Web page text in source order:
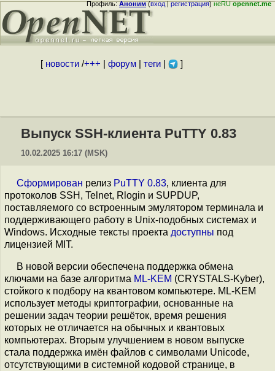
Профиль:Аноним(вход|регистрация)неRUopennet.me
[ новости/+++ форум| теги| ]
Выпуск SSH-клиента PuTTY 0.83
10.02.2025 16:17 (MSK)
Сформирован релиз PuTTY 0.83, клиента для
протоколов SSH, Telnet, Rlogin и SUPDUP,
поставляемого со встроенным эмулятором терминала и
поддерживающего работу в Unix-подобных системах и
Windows. Исходные тексты проекта доступны под
лицензией MIT.
В новой версии обеспечена поддержка обмена
ключами на базе алгоритма ML-KEM (CRYSTALS-Kyber),
стойкого к подбору на квантовом компьютере. ML-KEM
использует методы криптографии, основанные на
решении задач теории решёток, время решения
которых не отличается на обычных и квантовых
компьютерах. Вторым улучшением в новом выпуске
стала поддержка имён файлов с символами Unicode,
отсутствующими в системной кодовой странице, в